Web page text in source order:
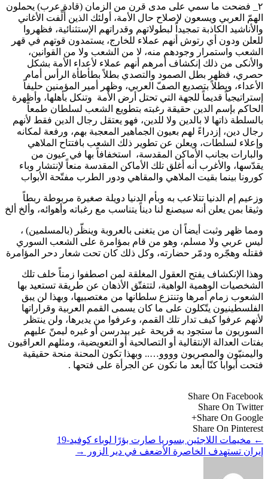
٢_ فضحت ما سمي على مدى قرن من الزمان (قادة عرب) يحملون
الهمّ العربي ويسعون لإصلاح حال الأمة، أولئك الذين أُلِّفت الأغاني
والأناشيد الكاذبة تمجيداً لبطولاتهم وقدراتهم الإستثنائية، فظهروا
للعلن ودون أي رتوش أنهم عملاء للخارج، يستمدون قوتهم في قهر
الشعب واستمرار وجودهم منه، لا من الشعب ولا من القوانين،
والأنكى من ذلك إنكشاف أمرهم أنهم عملاء لأعداء الأمة بشكل
حصري، فظهر بطل الصمود والتصدي بطلاً بطأطأة الرأس أمام
الأعداء، وبطلاً بتصديع الصفّ العربي، وظهر أمير المؤمنين حليفاً
إستراتيجياً قديماً للجهة التي تحتل أرض الأمة وتنكل بأهلها، وأظهرة
الحاكم بإسم الدين حقيقة رغبته بتطويع الشعب لسلطان طمعاً
بالسلطة ذاتها لا بالدين ولا للدين، فهو يعتقل رجال الدين فقط لأنهم
رجال دين، إزدراءً لهم بعيون الجماهير المعجبة بهم، ورفعة لمكانه
وإعلاء لسلطات، ويعلن عن تطوير ذلك الشعب بافتتاح الملاهي
والبارات بجانب الأماكن المقدسة، استخفافاً بها في عيون من
يقدّسها، والأغرب أنه أغلق تلك الأماكن المقدسة منعاً لإنتشار وباء
كورونا بينما بقيت الملاهي والمقاهي ودور الطرب مفتّحة الأبواب
وزعيم إم الدنيا تتلاعب به وبأم الدنيا دويلة صغيرة مربوطة ربطاً
وثيقا بمن يعلن أنه سيصنع لنا ديناً يتناسب مع رغباته وأهوائه، وألخ ألخ
ومما ظهر وثبت أيضاً أن من يتغنى بالعروبة وينظّر (بالمسلمين) ،
ليس عربي ولا مسلم، وهو من قام بمؤامرة على الشعب السوري
فقتله وهجّره ودمّر حضارته، وكل ذلك كان تحت شعار دحر المؤامرة
وهذا الإنكشاف يفتح العقول المغلقة لمن اصطفوا زمناً خلف تلك
الشخصيات الوهمية الواهية، لتتفتّق الأذهان عن طريقة تستعيد بها
الشعوب زمام أمرها وتنتزع سلطانها من مغتصبيها، وبهذا لن يبق
الفلسطينيون يتّكلون على ما كان يسمى القمم العربية وقراراتها
لأنهم عرفوا كيف تدار تلك القمم، وعرفوا من يديرها، ولن ينتظر
السوريون ما ستجود به قريحة غير بيدرسن أو غيره ليمنّ عليهم
بفتات العدالة الإنتقالية أو التصالحية أو التعويضية، ومثلهم العراقيون
واليمنيّون والمصريون وووو….. وبهذا تكون المحنة منحة حقيقية
فتحت أبواباً كنّا أبعد ما نكون عن الجرأة على فتحها .
Share On Facebook
Share On Twitter
Share On Google+
Share On Pinterest
← مخيمات اللاجئين بسوريا صارت بؤرًا لوباء كوفيد-19
إيران تستهدف الخاصرة الأضعف في دير الزور
→